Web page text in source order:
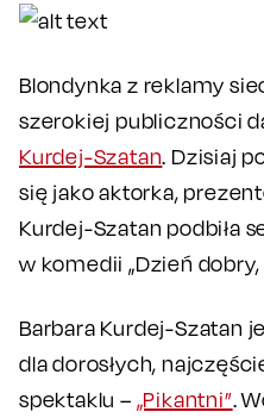
Blondynka z reklamy
szerokiej publiczności
Kurdej-Szatan. Dzisiaj
się jako aktorka,
Kurdej-Szatan podbiła
w komedii „Dzień
Barbara Kurdej-Szatan
dla dorosłych,
spektaklu – „Pikantni”.